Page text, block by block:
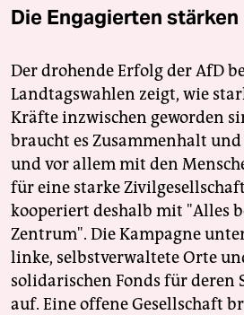
Die Engagierten stärken
Der drohende Erfolg der AfD
Landtagswahlen zeigt, wie
Kräfte inzwischen geworden
braucht es Zusammenhalt
und vor allem mit den
für eine starke
kooperiert deshalb mit "Alles
Zentrum". Die Kampagne
linke, selbstverwaltete Orte
solidarischen Fonds für deren
auf. Eine offene Gesellschaft